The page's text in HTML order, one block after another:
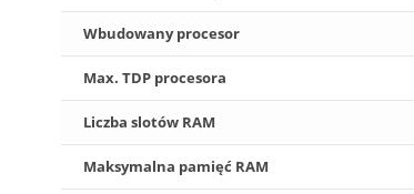
Wbudowany procesor
Max. TDP procesora
Liczba slotów RAM
Maksymalna pamięć RAM